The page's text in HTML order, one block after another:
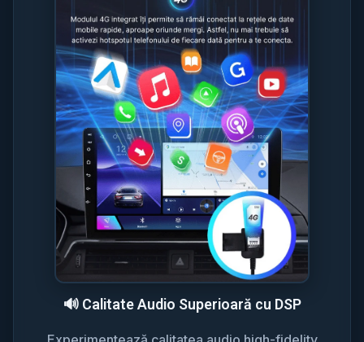
🔊 Calitate Audio Superioară cu DSP